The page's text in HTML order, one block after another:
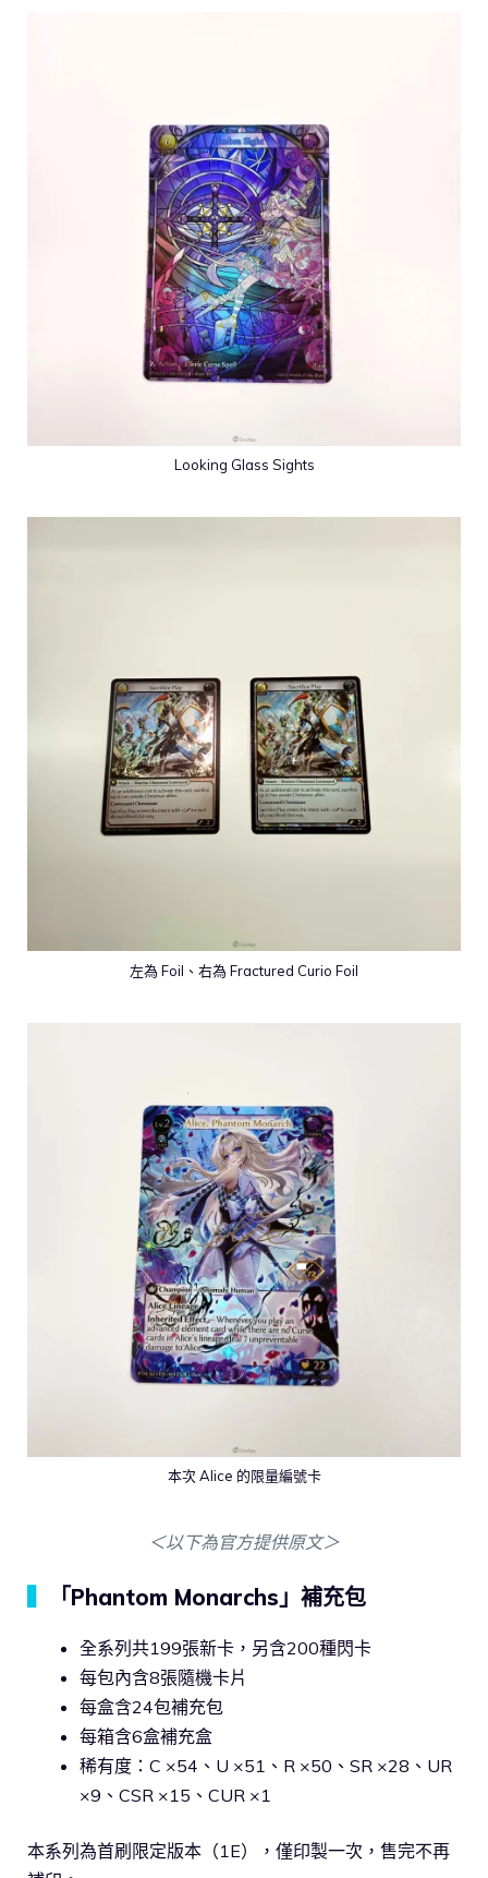
Looking Glass Sights
左為 Foil、右為 Fractured Curio Foil
本次 Alice 的限量編號卡
＜以下為官方提供原文＞
「Phantom Monarchs」補充包
全系列共199張新卡，另含200種閃卡
每包內含8張隨機卡片
每盒含24包補充包
每箱含6盒補充盒
稀有度：C ×54、U ×51、R ×50、SR ×28、UR
×9、CSR ×15、CUR ×1
本系列為首刷限定版本（1E），僅印製一次，售完不再